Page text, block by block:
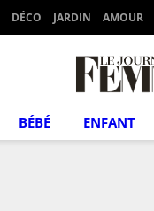
DÉCO JARDIN AMOUR
BÉBÉ ENFANT